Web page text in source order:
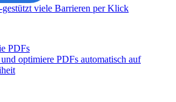
viele Barrieren per Klick
PDFs
optimiere PDFs automatisch auf